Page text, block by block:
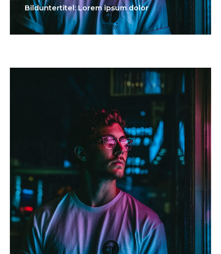
Bilduntertitel: Lorem ipsum dolor